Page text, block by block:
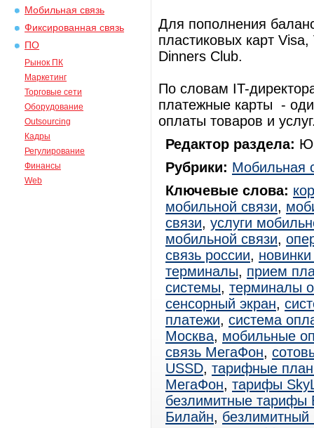
Мобильная связь
Фиксированная связь
ПО
Рынок ПК
Маркетинг
Торговые сети
Оборудование
Outsourcing
Кадры
Регулирование
Финансы
Web
Для пополнения
пластиковых карт
Dinners Club.
По словам IT-
платежные карты -
оплаты товаров и
Редактор раздела:
Рубрики: Мобильная
Ключевые слова:
мобильной связи,
связи, услуги
мобильной связи,
связь россии,
терминалы, прием
системы, терминалы
сенсорный экран,
платежи, система
Москва, мобильные
связь МегаФон,
USSD, тарифные
МегаФон, тарифы
безлимитные тарифы
Билайн,